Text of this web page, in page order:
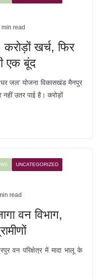
min read
खर्च, फिर
एक बूंद
घर जल’ योजना विकासखंड मैनपुर
नहीं उतर पाई है। करोड़ों
UNCATEGORIZED
read
वन विभाग,
वन परिक्षेत्र में मादा भालू के